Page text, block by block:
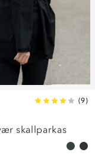
(9)
skallparkas